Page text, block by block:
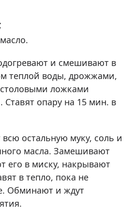
и смешивают в
теплой воды, дрожжами,
ложками
опару на 15 мин. в
остальную муку, соль и
масла. Замешивают
его в миску, накрывают
в тепло, пока не
Обминают и ждут